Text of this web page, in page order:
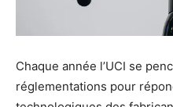
Chaque année l’UCI se
réglementations pour